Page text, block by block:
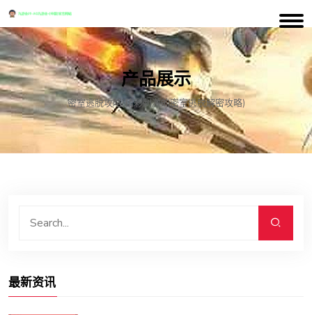
产品展示
密室逃脱攻略(精彩刺激的密室逃脱解密攻略)
最新资讯